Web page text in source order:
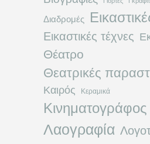
Διαδρομές
Εικαστικές τέχνες
Θέατρο
Θεατρικές
Καιρός Κεραμικά
Κινηματογράφος
Λαογραφία